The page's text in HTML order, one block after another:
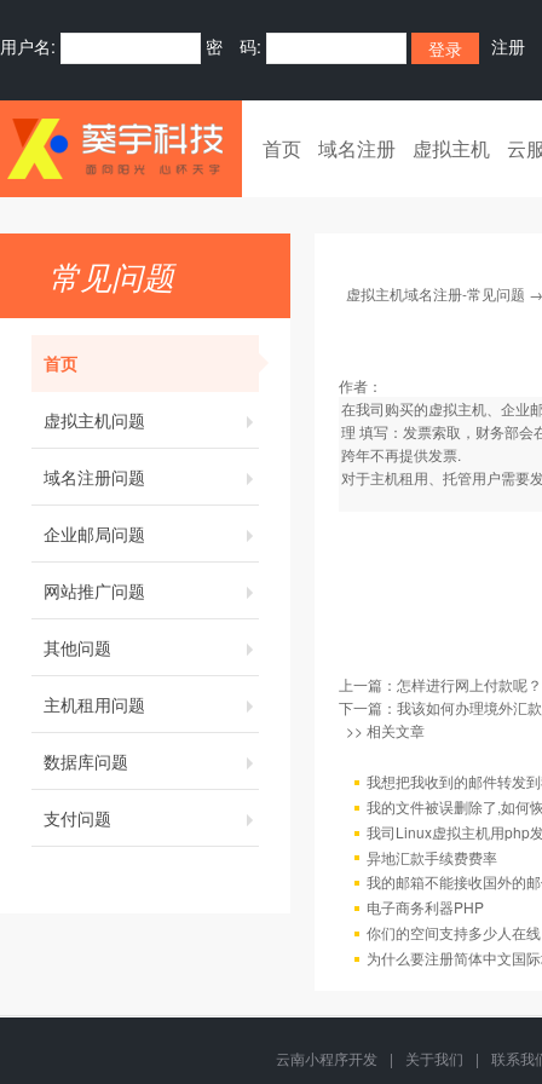
用户名: 密 码: 注册
首页 域名注册 虚拟主机 云
常见问题
首页
虚拟主机问题
域名注册问题
企业邮局问题
网站推广问题
其他问题
主机租用问题
数据库问题
支付问题
虚拟主机域名注册-常见问题
作者：
在我司购买的虚拟主机、企业
理 填写：发票索取，财务部会
跨年不再提供发票.
对于主机租用、托管用户需要
上一篇： 怎样进行网上付款呢？
下一篇： 我该如何办理境外汇
>> 相关文章
我想把我收到的邮件转发
我的文件被误删除了,如何
我司Linux虚拟主机用php
异地汇款手续费费率
我的邮箱不能接收国外的
电子商务利器PHP
你们的空间支持多少人在
为什么要注册简体中文国
云南小程序开发 | 关于我们 |
联系我